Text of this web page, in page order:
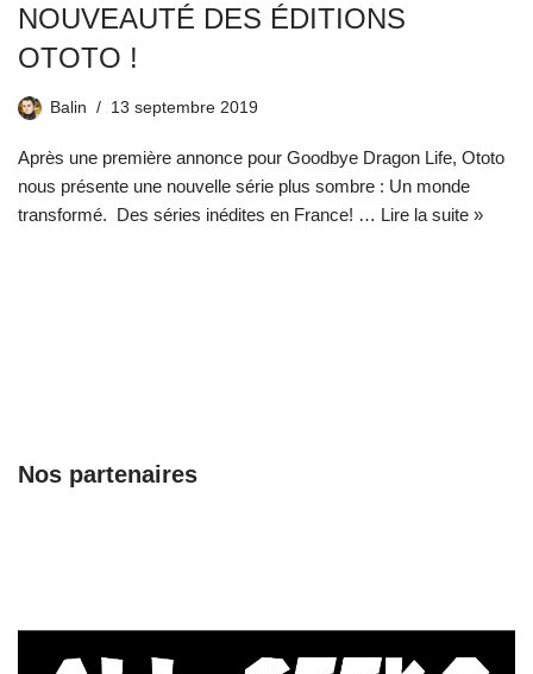
NOUVEAUTÉ DES ÉDITIONS
OTOTO !
Balin 13 septembre 2019
Après une première annonce pour Goodbye Dragon Life, Ototo
nous présente une nouvelle série plus sombre : Un monde
transformé. Des séries inédites en France! … Lire la suite »
Nos partenaires